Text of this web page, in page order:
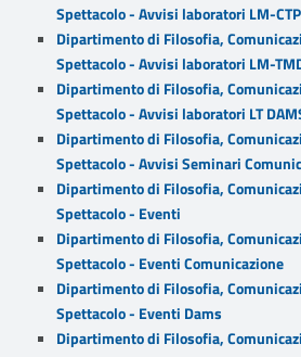
Spettacolo - Avvisi laboratori LM-
Dipartimento di Filosofia,
Spettacolo - Avvisi laboratori LM-
Dipartimento di Filosofia,
Spettacolo - Avvisi laboratori LT
Dipartimento di Filosofia,
Spettacolo - Avvisi Seminari
Dipartimento di Filosofia,
Spettacolo - Eventi
Dipartimento di Filosofia,
Spettacolo - Eventi Comunicazione
Dipartimento di Filosofia,
Spettacolo - Eventi Dams
Dipartimento di Filosofia,